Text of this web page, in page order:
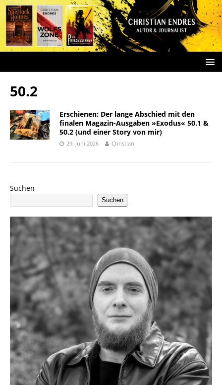
50.2
Erschienen: Der lange Abschied mit den
finalen Magazin-Ausgaben »Exodus« 50.1 &
50.2 (und einer Story von mir)
29. Juni 2026 Christian
Suchen
Suchen